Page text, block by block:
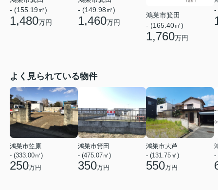
- (155.19㎡)
1,480万円
- (149.98㎡)
1,460万円
鴻巣市箕田
- (165.40㎡)
1,760万円
-
よく見られている物件
鴻巣市笠原
- (333.00㎡)
250万円
鴻巣市箕田
- (475.07㎡)
350万円
鴻巣市大芦
- (131.75㎡)
550万円
-